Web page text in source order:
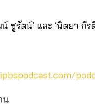
ชูรัตน์’ และ ‘นิตยา กีร
น